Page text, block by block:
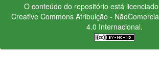
O conteúdo do repositório está
Creative CommonsAtribuição -
4.0 Internacional.